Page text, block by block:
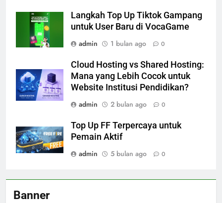
Langkah Top Up Tiktok Gampang
untuk User Baru di VocaGame
admin
1 bulan ago 0
Cloud Hosting vs Shared Hosting:
Mana yang Lebih Cocok untuk
Website Institusi Pendidikan?
admin
2 bulan ago 0
Top Up FF Terpercaya untuk
Pemain Aktif
admin
5 bulan ago 0
Banner